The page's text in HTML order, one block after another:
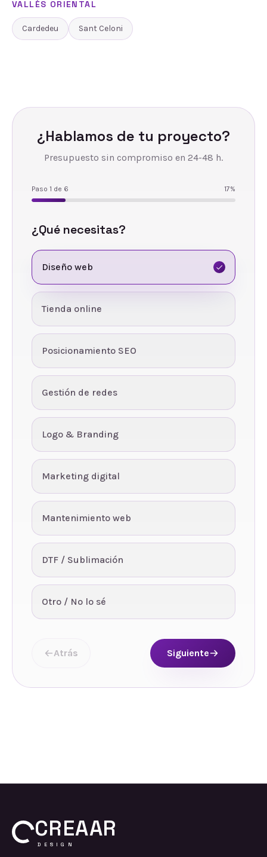
VALLÈS ORIENTAL
Cardedeu Sant Celoni
¿Hablamos de tu proyecto?
Presupuesto sin compromiso en 24-48 h.
Paso 1 de 6 17%
¿Qué necesitas?
Diseño web
Tienda online
Posicionamiento SEO
Gestión de redes
Logo & Branding
Marketing digital
Mantenimiento web
DTF / Sublimación
Otro / No lo sé
Atrás Siguiente
CREAAR
DESIGN